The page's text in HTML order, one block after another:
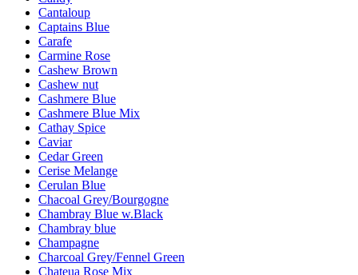
Cantaloup
Captains Blue
Carafe
Carmine Rose
Cashew Brown
Cashew nut
Cashmere Blue
Cashmere Blue Mix
Cathay Spice
Caviar
Cedar Green
Cerise Melange
Cerulan Blue
Chacoal Grey/Bourgogne
Chambray Blue w.Black
Chambray blue
Champagne
Charcoal Grey/Fennel Green
Chateua Rose Mix